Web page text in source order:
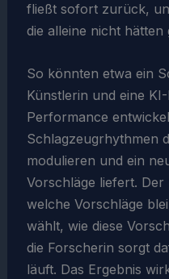
fließt sofort zurück,
die alleine nicht
So könnten etwa ein
Künstlerin und eine
Performance
Schlagzeugrhythmen
modulieren und ein
Vorschläge liefert. Der
welche Vorschläge
wählt, wie diese
die Forscherin sorgt
läuft. Das Ergebnis